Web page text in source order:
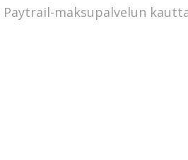
Paytrail-maksupalvelun